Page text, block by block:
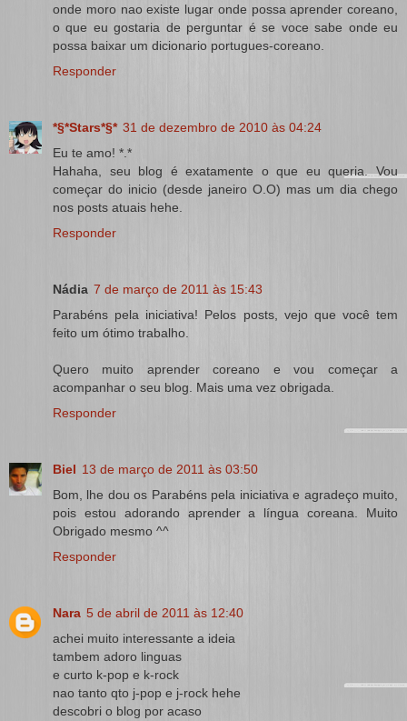
onde moro nao existe lugar onde possa aprender coreano,
o que eu gostaria de perguntar é se voce sabe onde eu
possa baixar um dicionario portugues-coreano.
Responder
*§*Stars*§* 31 de dezembro de 2010 às 04:24
Eu te amo! *.*
Hahaha, seu blog é exatamente o que eu queria. Vou
começar do inicio (desde janeiro O.O) mas um dia chego
nos posts atuais hehe.
Responder
Nádia 7 de março de 2011 às 15:43
Parabéns pela iniciativa! Pelos posts, vejo que você tem
feito um ótimo trabalho.
Quero muito aprender coreano e vou começar a
acompanhar o seu blog. Mais uma vez obrigada.
Responder
Biel 13 de março de 2011 às 03:50
Bom, lhe dou os Parabéns pela iniciativa e agradeço muito,
pois estou adorando aprender a língua coreana. Muito
Obrigado mesmo ^^
Responder
Nara 5 de abril de 2011 às 12:40
achei muito interessante a ideia
tambem adoro linguas
e curto k-pop e k-rock
nao tanto qto j-pop e j-rock hehe
descobri o blog por acaso